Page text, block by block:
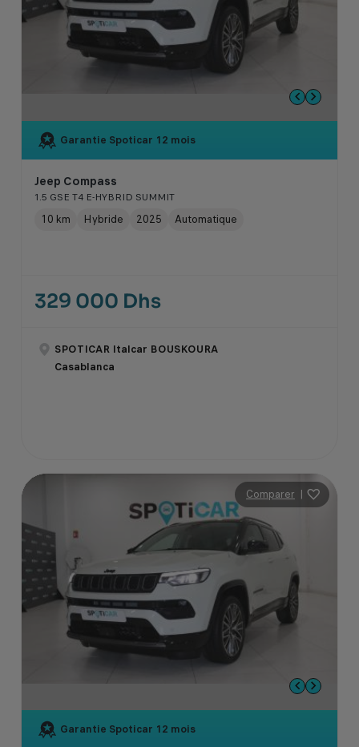
Garantie Spoticar 12 mois
Jeep Compass
1.5 GSE T4 E-HYBRID SUMMIT
10 km Hybride 2025 Automatique
329 000 Dhs
SPOTICAR Italcar BOUSKOURA
Casablanca
Comparer |
Garantie Spoticar 12 mois